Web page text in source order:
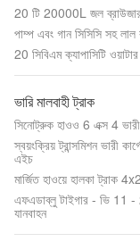
20 টি 20000L জল ব্রাউজার
পাম্প এবং গান সিসিসি সহ
20 সিবিএম ক্যাপাসিটি
ভারি মালবাহী ট্রাক
সিনোট্রুক হাওও 6 এক্স 4
স্বয়ংক্রিয় ট্রান্সমিশন
এইচ
মার্জিত হাওয়ে হালকা ট্রাক
এফএডাব্লু টাইগার - ভি 11 -
যানবাহন